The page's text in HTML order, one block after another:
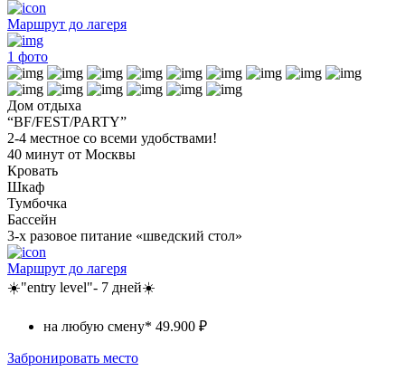
Маршрут до лагеря
1 фото
Дом отдыха
“BF/FEST/PARTY”
2-4 местное со всеми удобствами!
40 минут от Москвы
Кровать
Шкаф
Тумбочка
Бассейн
3-х разовое питание «шведский стол»
Маршрут до лагеря
☀️"entry level"- 7 дней☀️
на любую смену* 49.900 ₽
Забронировать место